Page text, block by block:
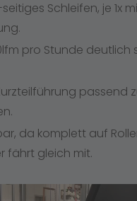
Schleifen, je 1x
pro Stunde deutlich
passend
da komplett auf
fährt gleich mit.